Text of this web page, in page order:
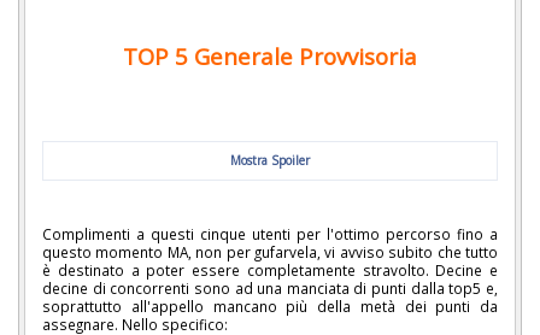
TOP 5 Generale Provvisoria
Mostra Spoiler
Complimenti a questi cinque utenti per l'ottimo percorso fino a
questo momento MA, non per gufarvela, vi avviso subito che tutto
è destinato a poter essere completamente stravolto. Decine e
decine di concorrenti sono ad una manciata di punti dalla top5 e,
soprattutto all'appello mancano più della metà dei punti da
assegnare. Nello specifico: